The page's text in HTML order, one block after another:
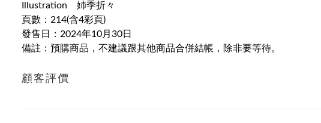
Illustration 姉季折々
頁數：214(含4彩頁)
發售日：2024年10月30日
備註：預購商品，不建議跟其他商品合併結帳，除非要等待。
顧客評價